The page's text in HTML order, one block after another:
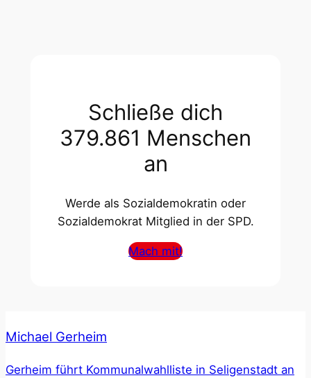
Schließe dich
379.861 Menschen
an
Werde als Sozialdemokratin oder
Sozialdemokrat Mitglied in der SPD.
Mach mit!
Michael Gerheim
Gerheim führt Kommunalwahlliste in Seligenstadt an